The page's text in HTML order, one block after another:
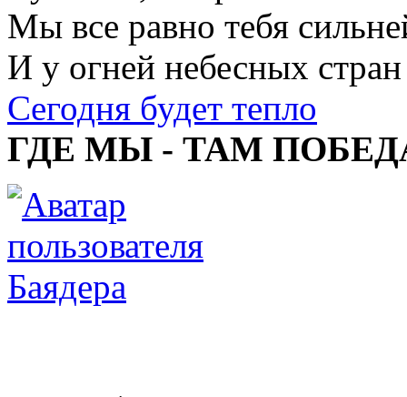
Мы все равно тебя
И у огней небесных стран
Сегодня будет тепло
ГДЕ МЫ - ТАМ
Баядера